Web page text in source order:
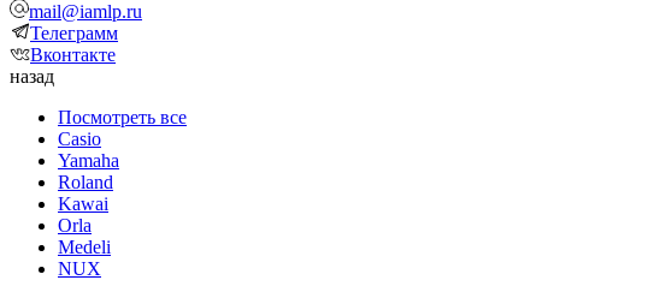
mail@iamlp.ru
Телеграмм
Вконтакте
назад
Посмотреть все
Casio
Yamaha
Roland
Kawai
Orla
Medeli
NUX